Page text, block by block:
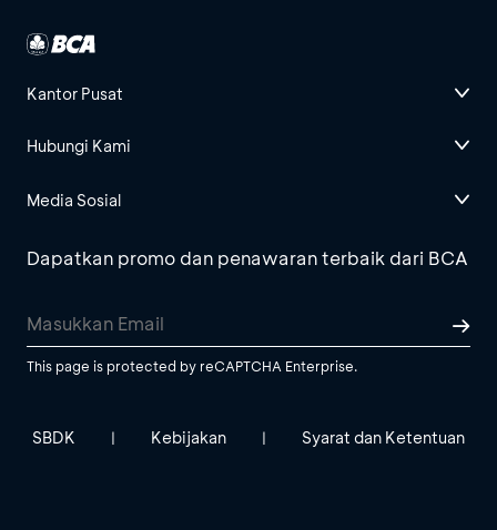
Kantor Pusat
Hubungi Kami
Media Sosial
Dapatkan promo dan penawaran terbaik dari BCA
This page is protected by reCAPTCHA Enterprise.
SBDK | Kebijakan | Syarat dan Ketentuan